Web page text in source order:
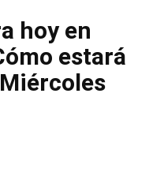
hoy en
estará